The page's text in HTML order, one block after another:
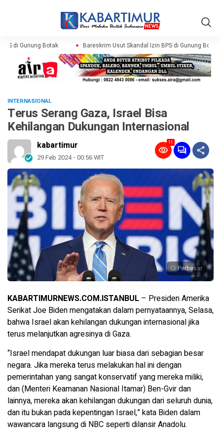
di Gunung Botak Bareskrim Usut Skandal Izin BPS di Gunung Botak
INTERNASIONAL
Terus Serang Gaza, Israel Bisa
Kehilangan Dukungan Internasional
kabartimur
29 Feb 2024 - 00:56 WIT
11
Perbesar
KABARTIMURNEWS.COM.ISTANBUL – Presiden Amerika
Serikat Joe Biden mengatakan dalam pernyataannya, Selasa,
bahwa Israel akan kehilangan dukungan internasional jika
terus melanjutkan agresinya di Gaza.
“Israel mendapat dukungan luar biasa dari sebagian besar
negara. Jika mereka terus melakukan hal ini dengan
pemerintahan yang sangat konservatif yang mereka miliki,
dan (Menteri Keamanan Nasional Itamar) Ben-Gvir dan
lainnya, mereka akan kehilangan dukungan dari seluruh dunia,
dan itu bukan pada kepentingan Israel,” kata Biden dalam
wawancara langsung di NBC seperti dilansir Anadolu.